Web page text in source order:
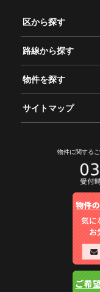
区から探す
路線から探す
物件を探す
サイトマップ
物件に関する